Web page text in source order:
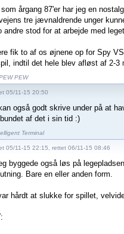
årgang 87'er har jeg en
tre jævnaldrende unger
andre stod for at arbejde med
fik to af os øjnene op for Spy
indtil det hele blev afløst af 2-3
PEW
05/11-15 20:50
også godt skrive under på at
af det i sin tid :)
Terminal
05/11-15 22:15, rettet 06/11-15 08:46
byggede også løs på
Bare en eller anden form.
hårdt at slukke for spillet,